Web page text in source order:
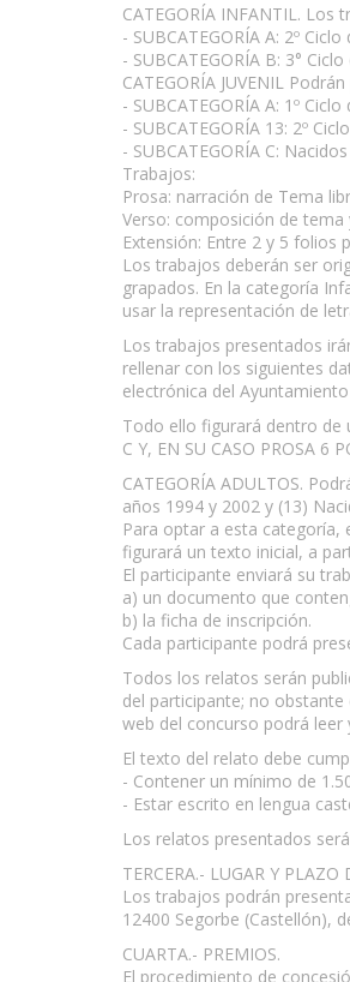
CATEGORÍA INFANTIL.
- SUBCATEGORÍA A: 2º
- SUBCATEGORÍA B: 3°
CATEGORÍA JUVENIL
- SUBCATEGORÍA A: 1º
- SUBCATEGORÍA 13: 2º
- SUBCATEGORÍA C:
Trabajos:
Prosa: narración de Tema
Verso: composición de tema
Extensión: Entre 2 y 5
Los trabajos deberán ser
grapados. En la categoría
usar la representación de
Los trabajos presentados
rellenar con los siguientes
electrónica del
Todo ello figurará dentro de
C Y, EN SU CASO PROSA 6
CATEGORÍA ADULTOS.
años 1994 y 2002 y (13)
Para optar a esta categoría,
figurará un texto inicial, a
El participante enviará su
a) un documento que
b) la ficha de inscripción.
Cada participante podrá
Todos los relatos serán
del participante; no
web del concurso podrá
El texto del relato debe
- Contener un mínimo de
- Estar escrito en lengua
Los relatos presentados
TERCERA.- LUGAR Y
Los trabajos podrán
12400 Segorbe (Castellón),
CUARTA.- PREMIOS.
El procedimiento de